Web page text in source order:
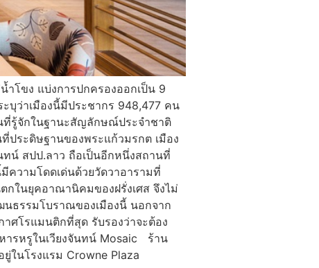
ำโขง แบ่งการปกครองออกเป็น 9
ะบุว่าเมืองนี้มีประชากร 948,477 คน
ที่รู้จักในฐานะสัญลักษณ์ประจำชาติ
ประดิษฐานของพระแก้วมรกต เมือง
ทน์ สปป.ลาว ถือเป็นอีกหนึ่งสถานที่
ความโดดเด่นด้วยวัดวาอารามที่
กในยุคอาณานิคมของฝรั่งเศส จึงไม่
ธรรมโบราณของเมืองนี้ นอกจาก
ศโรแมนติกที่สุด รับรองว่าจะต้อง
รหรูในเวียงจันทน์ Mosaic ร้าน
ในโรงแรม Crowne Plaza